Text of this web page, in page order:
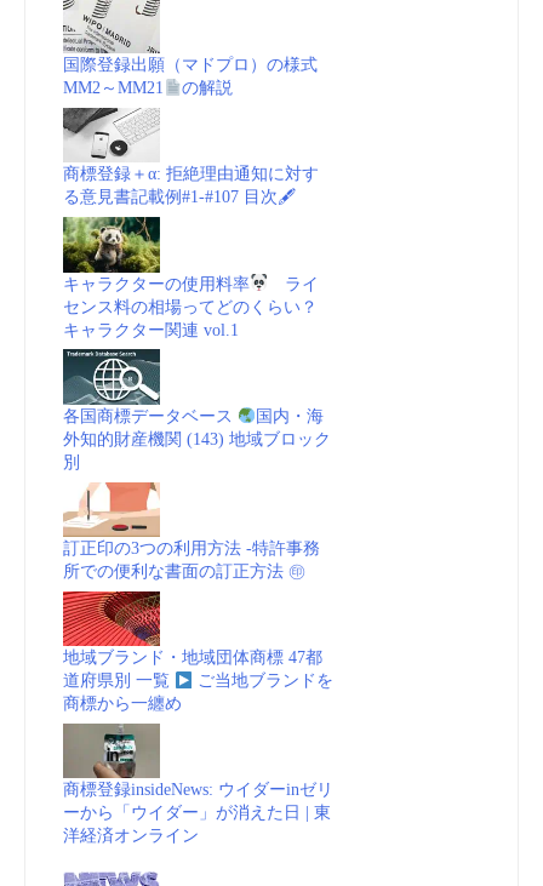
国際登録出願（マドプロ）の様式
MM2～MM21
の解説
商標登録＋α: 拒絶理由通知に対す
る意見書記載例#1-#107 目次🖋
キャラクターの使用料率
ライ
センス料の相場ってどのくらい？
キャラクター関連 vol.1
各国商標データベース
国内・海
外知的財産機関 (143) 地域ブロック
別
訂正印の3つの利用方法 -特許事務
所での便利な書面の訂正方法 ㊞
地域ブランド・地域団体商標 47都
道府県別 一覧
ご当地ブランドを
商標から一纏め
商標登録insideNews: ウイダーinゼリ
ーから「ウイダー」が消えた日 | 東
洋経済オンライン